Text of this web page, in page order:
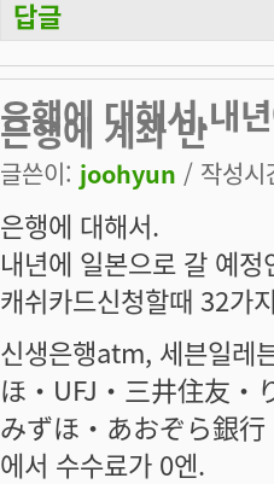
답글
은행에 대해서.내
은행에 계좌 만
글쓴이: joohyun / 작성
은행에 대해서.
내년에 일본으로 갈 예
캐쉬카드신청할때 32가
신생은행atm, 세븐일
ほ・UFJ・三井住友・
みずほ・あおぞら銀
에서 수수료가 0엔.